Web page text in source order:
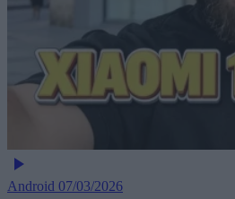
Android 07/03/2026